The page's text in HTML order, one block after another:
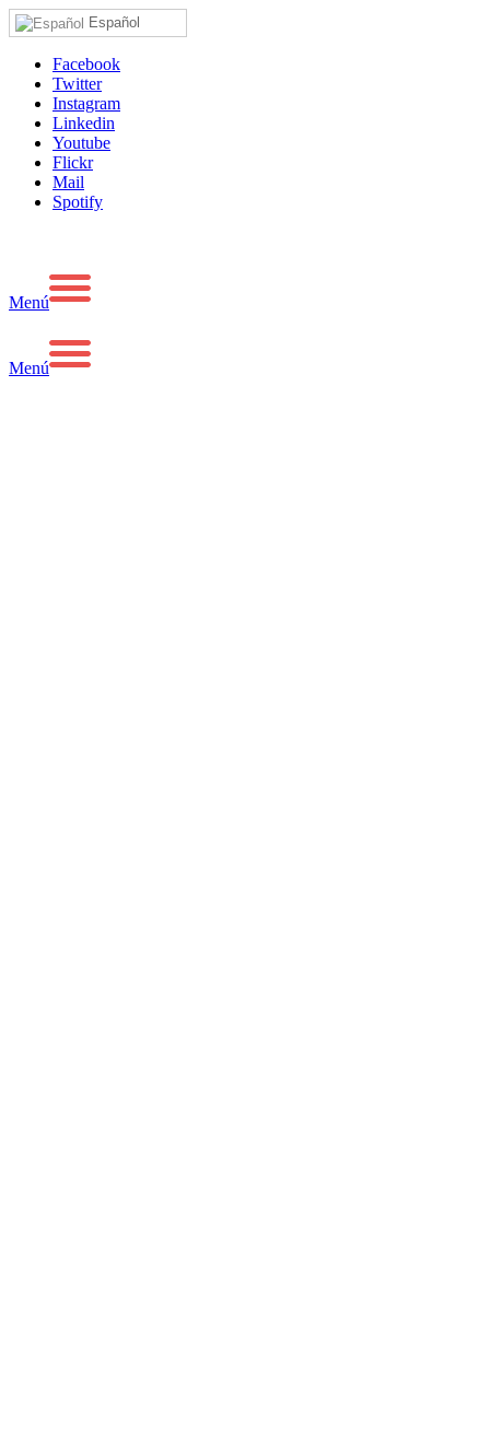
Español
Facebook
Twitter
Instagram
Linkedin
Youtube
Flickr
Mail
Spotify
Menú
Menú